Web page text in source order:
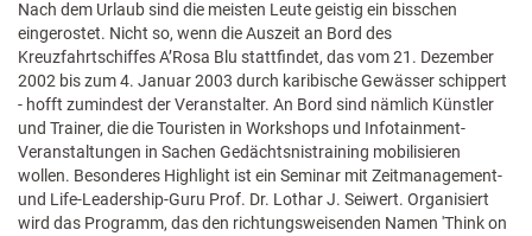
Nach dem Urlaub sind die meisten Leute geistig ein bisschen
eingerostet. Nicht so, wenn die Auszeit an Bord des
Kreuzfahrtschiffes A’Rosa Blu stattfindet, das vom 21. Dezember
2002 bis zum 4. Januar 2003 durch karibische Gewässer schippert
- hofft zumindest der Veranstalter. An Bord sind nämlich Künstler
und Trainer, die die Touristen in Workshops und Infotainment-
Veranstaltungen in Sachen Gedächtsnistraining mobilisieren
wollen. Besonderes Highlight ist ein Seminar mit Zeitmanagement-
und Life-Leadership-Guru Prof. Dr. Lothar J. Seiwert. Organisiert
wird das Programm, das den richtungsweisenden Namen 'Think on